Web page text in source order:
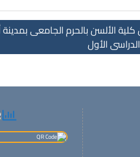
الألسن بالحرم الجامعى
الأول